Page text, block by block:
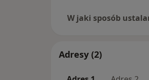
W jaki sposób
Adresy (2)